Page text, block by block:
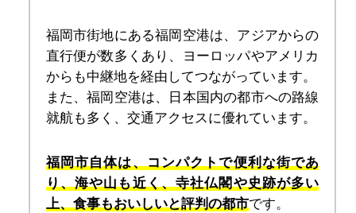
福岡市街地にある福岡空港は、アジアからの
直行便が数多くあり、ヨーロッパやアメリカ
からも中継地を経由してつながっています。
また、福岡空港は、日本国内の都市への路線
就航も多く、交通アクセスに優れています。
福岡市自体は、コンパクトで便利な街であ
り、海や山も近く、寺社仏閣や史跡が多い
上、食事もおいしいと評判の都市です。